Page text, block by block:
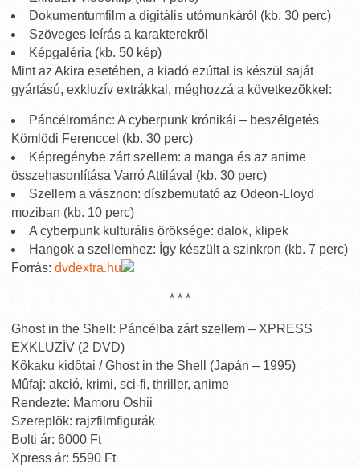
Dokumentumfilm a digitális utómunkáról (kb. 30 perc)
Szöveges leírás a karakterekrõl
Képgaléria (kb. 50 kép)
Mint az Akira esetében, a kiadó ezúttal is készül saját
gyártású, exkluzív extrákkal, méghozzá a következõkkel:
Páncélrománc: A cyberpunk krónikái – beszélgetés
Kömlödi Ferenccel (kb. 30 perc)
Képregénybe zárt szellem: a manga és az anime
összehasonlítása Varró Attilával (kb. 30 perc)
Szellem a vásznon: díszbemutató az Odeon-Lloyd
moziban (kb. 10 perc)
A cyberpunk kulturális öröksége: dalok, klipek
Hangok a szellemhez: Így készült a szinkron (kb. 7 perc)
Forrás: dvdextra.hu
* * *
Ghost in the Shell: Páncélba zárt szellem – XPRESS
EXKLUZÍV (2 DVD)
Kôkaku kidôtai / Ghost in the Shell (Japán – 1995)
Mûfaj: akció, krimi, sci-fi, thriller, anime
Rendezte: Mamoru Oshii
Szereplõk: rajzfilmfigurák
Bolti ár: 6000 Ft
Xpress ár: 5590 Ft